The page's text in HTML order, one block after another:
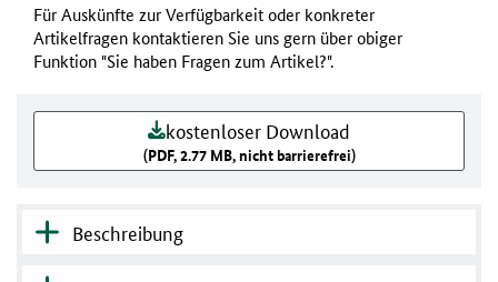
Für Auskünfte zur Verfügbarkeit oder konkreter
Artikelfragen kontaktieren Sie uns gern über obiger
Funktion "Sie haben Fragen zum Artikel?".
kostenloser Download
(PDF, 2.77 MB, nicht barrierefrei)
Beschreibung